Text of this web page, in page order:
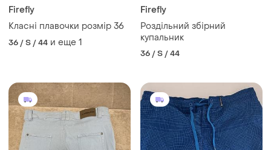
Firefly
Класні плавочки розмір 36
36 / S / 44 и еще 1
Firefly
Роздільний збірний
купальник
36 / S / 44